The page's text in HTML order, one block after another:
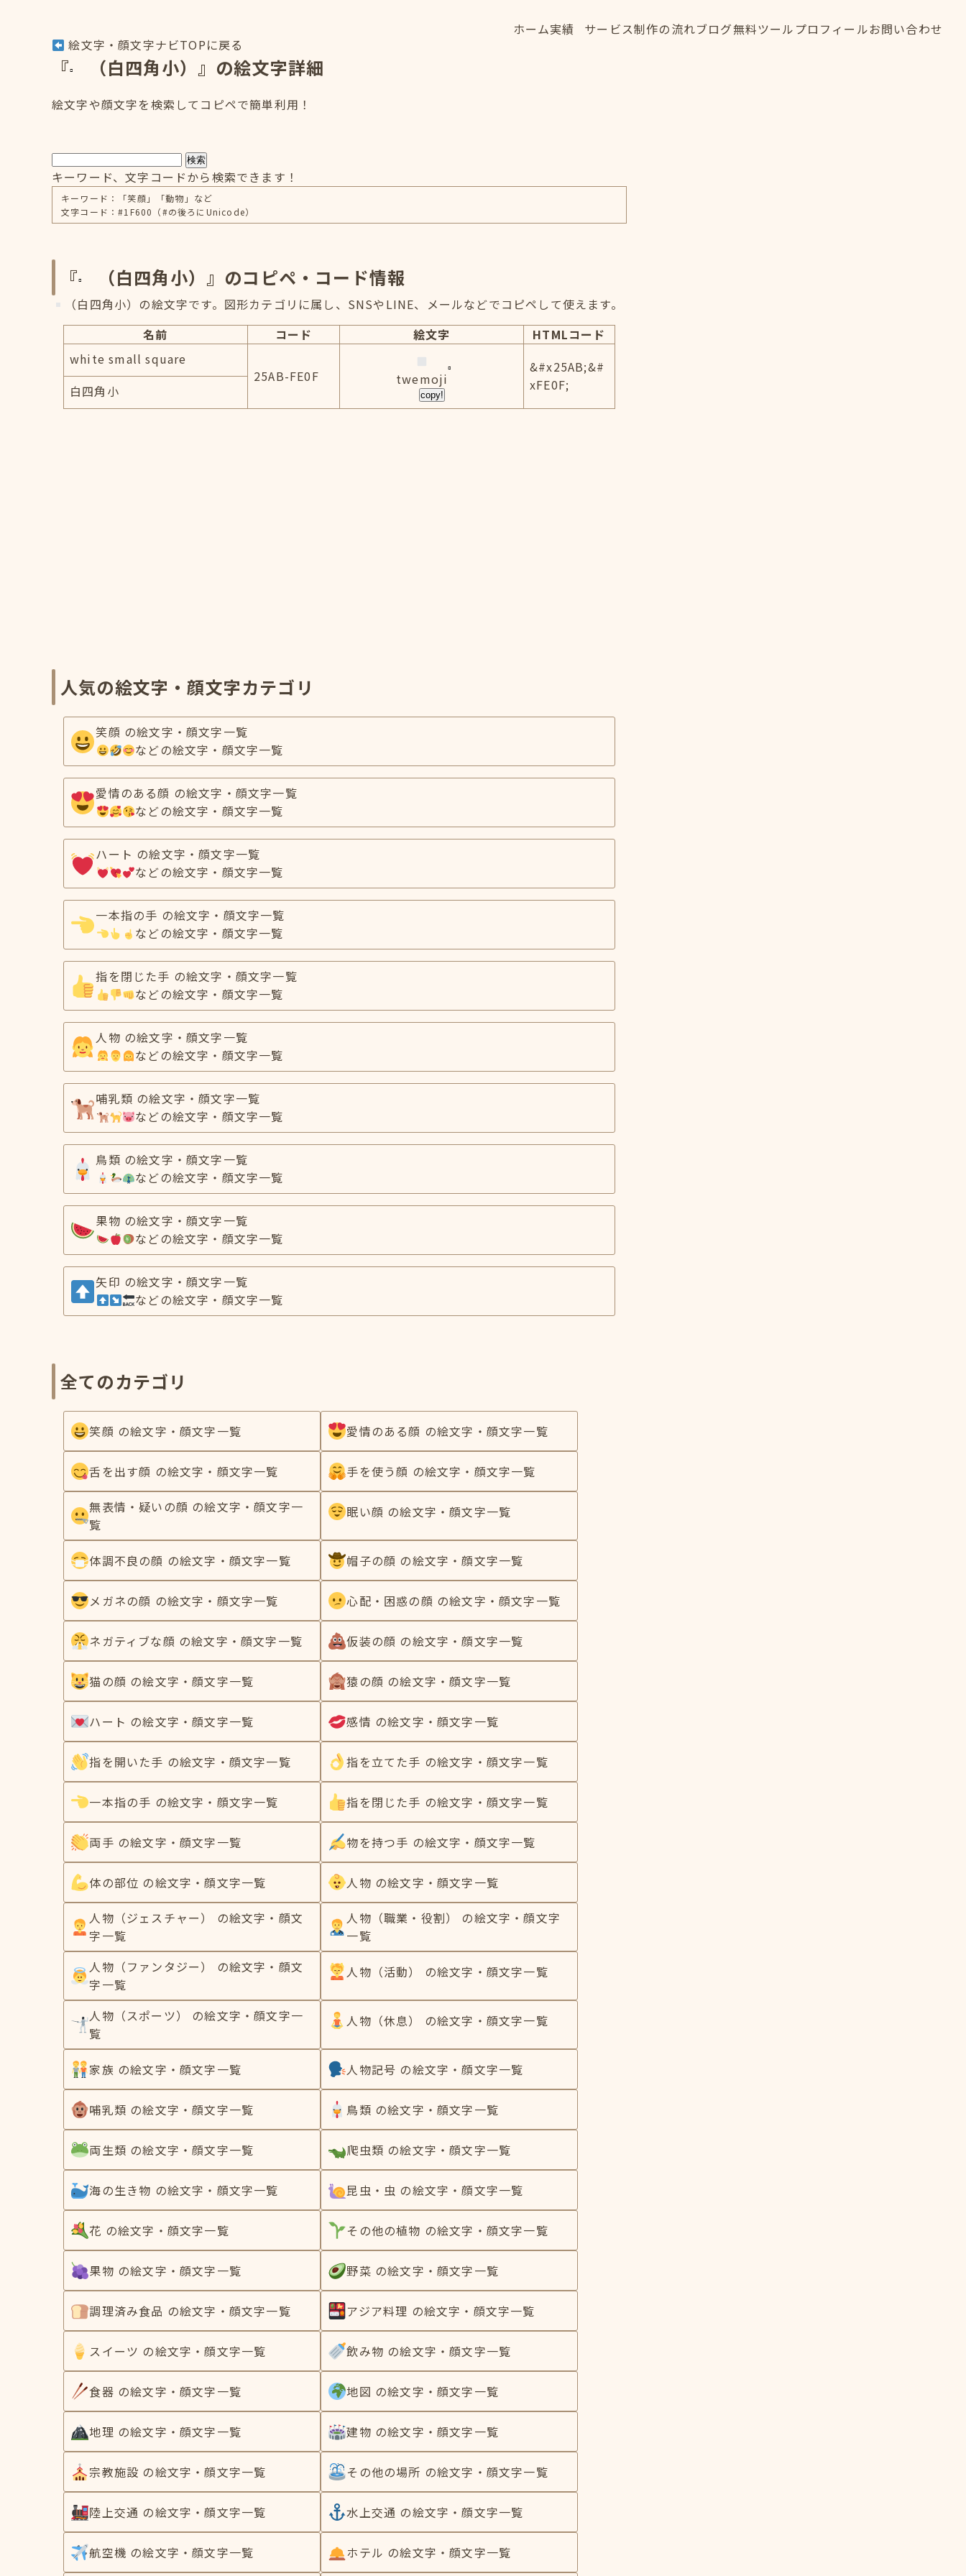
ホーム実績
サービス制作の流れブログ無料ツール プロフィールお問い合わせ
絵文字・顔文字ナビTOPに戻る
『 （白四角小）』の絵文字詳細
絵文字や顔文字を検索してコピペで簡単利用！
検索
キーワード、文字コードから検索できます！
キーワード：「笑顔」「動物」など
文字コード：#1F600（#の後ろにUnicode）
『 （白四角小）』のコピペ・コード情報
（白四角小）の絵文字です。図形カテゴリに属し、SNSやLINE、メールなどでコピペして使えます。
名前
コード 絵文字
HTMLコード
white small square
25AB-FE0F
twemoji
copy!
&#x25AB;&#
xFE0F;
白四角小
人気の絵文字・顔文字カテゴリ
笑顔 の絵文字・顔文字一覧
などの絵文字・顔文字一覧
愛情のある顔 の絵文字・顔文字一覧
などの絵文字・顔文字一覧
ハート の絵文字・顔文字一覧
などの絵文字・顔文字一覧
一本指の手 の絵文字・顔文字一覧
などの絵文字・顔文字一覧
指を閉じた手 の絵文字・顔文字一覧
などの絵文字・顔文字一覧
人物 の絵文字・顔文字一覧
などの絵文字・顔文字一覧
哺乳類 の絵文字・顔文字一覧
などの絵文字・顔文字一覧
鳥類 の絵文字・顔文字一覧
などの絵文字・顔文字一覧
果物 の絵文字・顔文字一覧
などの絵文字・顔文字一覧
矢印 の絵文字・顔文字一覧
などの絵文字・顔文字一覧
全てのカテゴリ
笑顔 の絵文字・顔文字一覧 愛情のある顔 の絵文字・顔文字一覧
舌を出す顔 の絵文字・顔文字一覧 手を使う顔 の絵文字・顔文字一覧
無表情・疑いの顔 の絵文字・顔文字一
覧
眠い顔 の絵文字・顔文字一覧
体調不良の顔 の絵文字・顔文字一覧 帽子の顔 の絵文字・顔文字一覧
メガネの顔 の絵文字・顔文字一覧 心配・困惑の顔 の絵文字・顔文字一覧
ネガティブな顔 の絵文字・顔文字一覧 仮装の顔 の絵文字・顔文字一覧
猫の顔 の絵文字・顔文字一覧 猿の顔 の絵文字・顔文字一覧
ハート の絵文字・顔文字一覧 感情 の絵文字・顔文字一覧
指を開いた手 の絵文字・顔文字一覧 指を立てた手 の絵文字・顔文字一覧
一本指の手 の絵文字・顔文字一覧 指を閉じた手 の絵文字・顔文字一覧
両手 の絵文字・顔文字一覧 物を持つ手 の絵文字・顔文字一覧
体の部位 の絵文字・顔文字一覧 人物 の絵文字・顔文字一覧
人物（ジェスチャー） の絵文字・顔文
字一覧
人物（職業・役割） の絵文字・顔文字
一覧
人物（ファンタジー） の絵文字・顔文
字一覧
人物（活動） の絵文字・顔文字一覧
人物（スポーツ） の絵文字・顔文字一
覧
人物（休息） の絵文字・顔文字一覧
家族 の絵文字・顔文字一覧 人物記号 の絵文字・顔文字一覧
哺乳類 の絵文字・顔文字一覧 鳥類 の絵文字・顔文字一覧
両生類 の絵文字・顔文字一覧 爬虫類 の絵文字・顔文字一覧
海の生き物 の絵文字・顔文字一覧 昆虫・虫 の絵文字・顔文字一覧
花 の絵文字・顔文字一覧 その他の植物 の絵文字・顔文字一覧
果物 の絵文字・顔文字一覧 野菜 の絵文字・顔文字一覧
調理済み食品 の絵文字・顔文字一覧 アジア料理 の絵文字・顔文字一覧
スイーツ の絵文字・顔文字一覧 飲み物 の絵文字・顔文字一覧
食器 の絵文字・顔文字一覧 地図 の絵文字・顔文字一覧
地理 の絵文字・顔文字一覧 建物 の絵文字・顔文字一覧
宗教施設 の絵文字・顔文字一覧 その他の場所 の絵文字・顔文字一覧
陸上交通 の絵文字・顔文字一覧 水上交通 の絵文字・顔文字一覧
航空機 の絵文字・顔文字一覧 ホテル の絵文字・顔文字一覧